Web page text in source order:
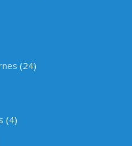
(24)
(4)